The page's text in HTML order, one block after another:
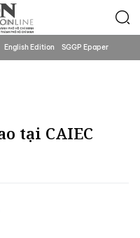
English Edition SGGP Epaper
tại CAIEC